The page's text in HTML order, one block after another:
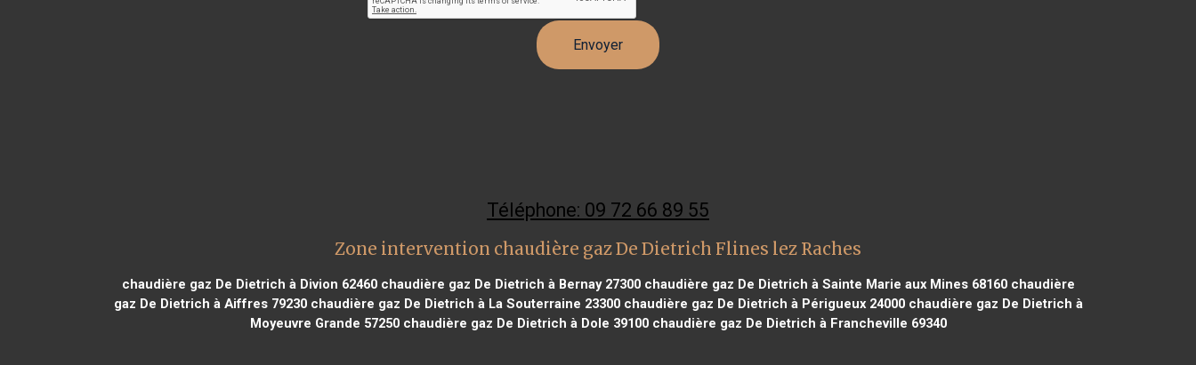
Téléphone: 09 72 66 89 55
Zone intervention chaudière gaz De Dietrich Flines lez Raches
chaudière gaz De Dietrich à Divion 62460chaudière gaz De Dietrich à Bernay 27300chaudière gaz De Dietrich à Sainte Marie aux Mines 68160chaudière
gaz De Dietrich à Aiffres 79230chaudière gaz De Dietrich à La Souterraine 23300chaudière gaz De Dietrich à Périgueux 24000chaudière gaz De Dietrich à
Moyeuvre Grande 57250chaudière gaz De Dietrich à Dole 39100chaudière gaz De Dietrich à Francheville 69340